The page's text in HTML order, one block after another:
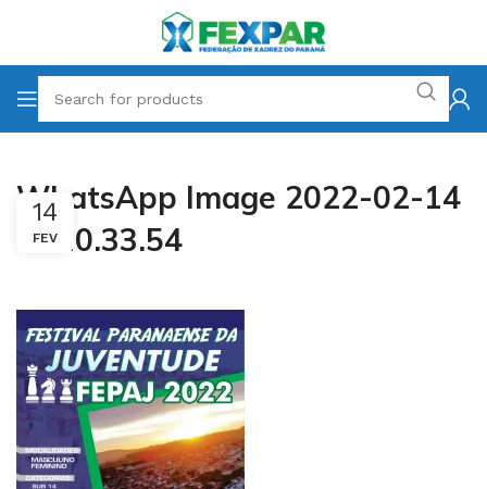
WhatsApp Image 2022-02-14
at 10.33.54
14
FEV